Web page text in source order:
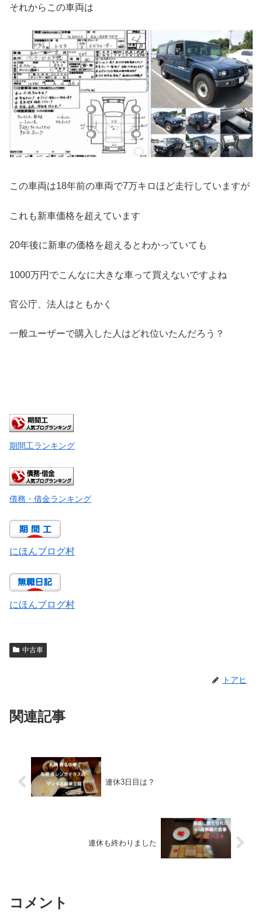
それからこの車両は
この車両は18年前の車両で7万キロほど走行していますが
これも新車価格を超えています
20年後に新車の価格を超えるとわかっていても
1000万円でこんなに大きな車って買えないですよね
官公庁、法人はともかく
一般ユーザーで購入した人はどれ位いたんだろう？
期間工ランキング
債務・借金ランキング
にほんブログ村
にほんブログ村
中古車
トアヒ
関連記事
連休3日目は？
連休も終わりました
コメント